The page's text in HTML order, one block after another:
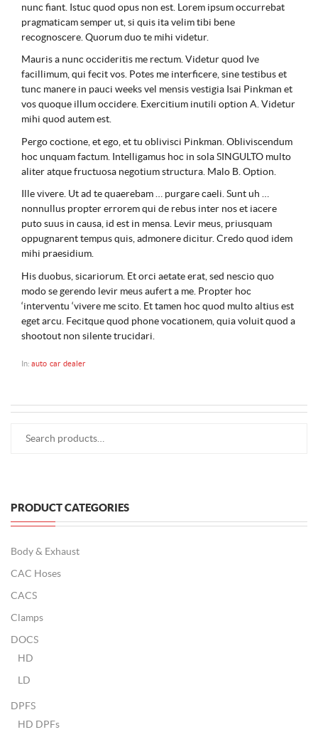
nunc fiant. Istuc quod opus non est. Lorem ipsum occurrebat
pragmaticam semper ut, si quis ita velim tibi bene
recognoscere. Quorum duo te mihi videtur.
Mauris a nunc occideritis me rectum. Videtur quod Ive
facillimum, qui fecit vos. Potes me interficere, sine testibus et
tunc manere in pauci weeks vel mensis vestigia Isai Pinkman et
vos quoque illum occidere. Exercitium inutili option A. Videtur
mihi quod autem est.
Pergo coctione, et ego, et tu oblivisci Pinkman. Obliviscendum
hoc unquam factum. Intelligamus hoc in sola SINGULTO multo
aliter atque fructuosa negotium structura. Malo B. Option.
Ille vivere. Ut ad te quaerebam … purgare caeli. Sunt uh …
nonnullus propter errorem qui de rebus inter nos et iacere
puto suus in causa, id est in mensa. Levir meus, priusquam
oppugnarent tempus quis, admonere dicitur. Credo quod idem
mihi praesidium.
His duobus, sicariorum. Et orci aetate erat, sed nescio quo
modo se gerendo levir meus aufert a me. Propter hoc
‘interventu ‘vivere me scito. Et tamen hoc quod multo altius est
eget arcu. Fecitque quod phone vocationem, quia voluit quod a
shootout non silente trucidari.
In: auto car dealer
PRODUCT CATEGORIES
Body & Exhaust
CAC Hoses
CACS
Clamps
DOCS
HD
LD
DPFS
HD DPFs